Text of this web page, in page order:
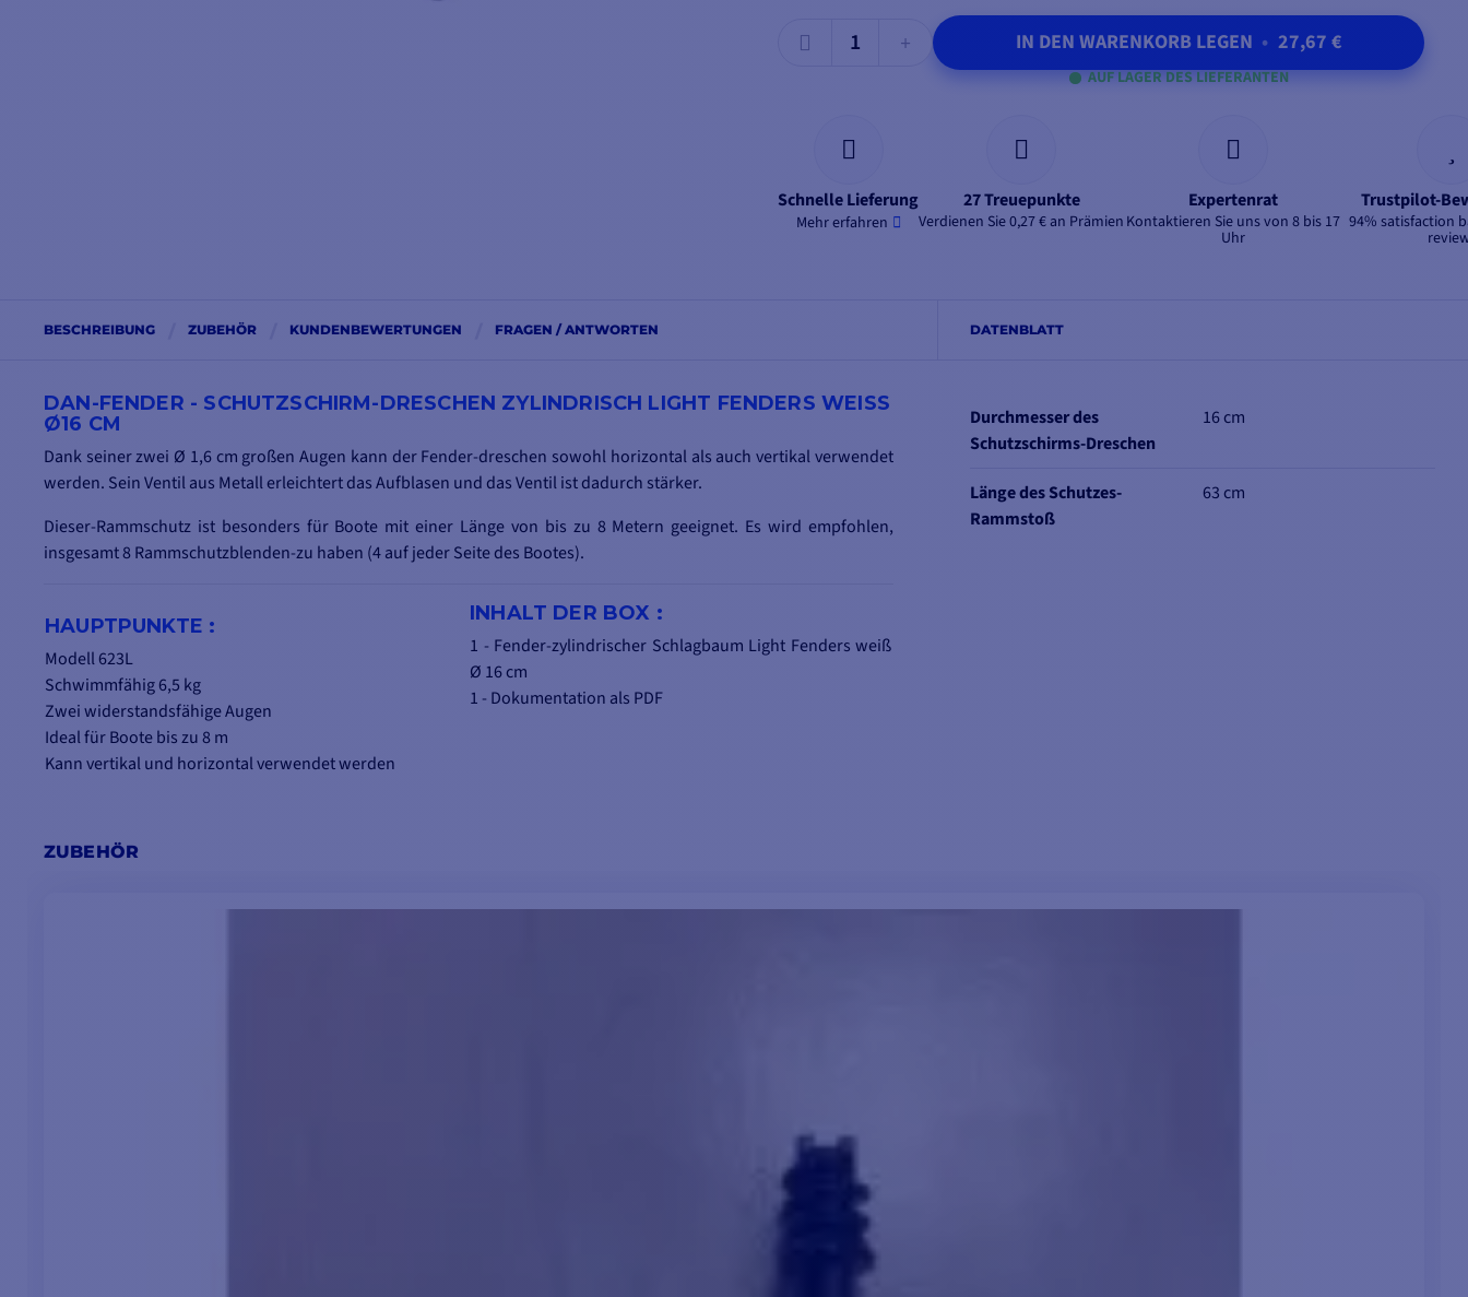
IN DEN WARENKORB LEGEN • 27,67 €
AUF LAGER DES LIEFERANTEN
Schnelle Lieferung
Mehr erfahren
27 Treuepunkte
Verdienen Sie 0,27 € an Prämien
Expertenrat
Kontaktieren Sie uns von 8 bis 17
Uhr
Trustpilot-
94% satisfaction
DATENBLATT
Durchmesser des
Schutzschirms-Dreschen
16 cm
Länge des Schutzes-
Rammstoß
63 cm
BESCHREIBUNG ZUBEHÖR KUNDENBEWERTUNGEN FRAGEN / ANTWORTEN
DAN-FENDER - SCHUTZSCHIRM-DRESCHEN ZYLINDRISCH LIGHT FENDERS WEISS Ø
16 CM
Dank seiner zwei Ø 1,6 cm großen Augen kann der Fender-dreschen sowohl horizontal als auch vertikal verwendet
werden. Sein Ventil aus Metall erleichtert das Aufblasen und das Ventil ist dadurch stärker.
Dieser-Rammschutz ist besonders für Boote mit einer Länge von bis zu 8 Metern geeignet. Es wird empfohlen,
insgesamt 8 Rammschutzblenden-zu haben (4 auf jeder Seite des Bootes).
HAUPTPUNKTE :
Modell 623L
Schwimmfähig 6,5 kg
Zwei widerstandsfähige Augen
Ideal für Boote bis zu 8 m
Kann vertikal und horizontal verwendet werden
INHALT DER BOX :
1 - Fender-zylindrischer Schlagbaum Light Fenders weiß
Ø 16 cm
1 - Dokumentation als PDF
ZUBEHÖR